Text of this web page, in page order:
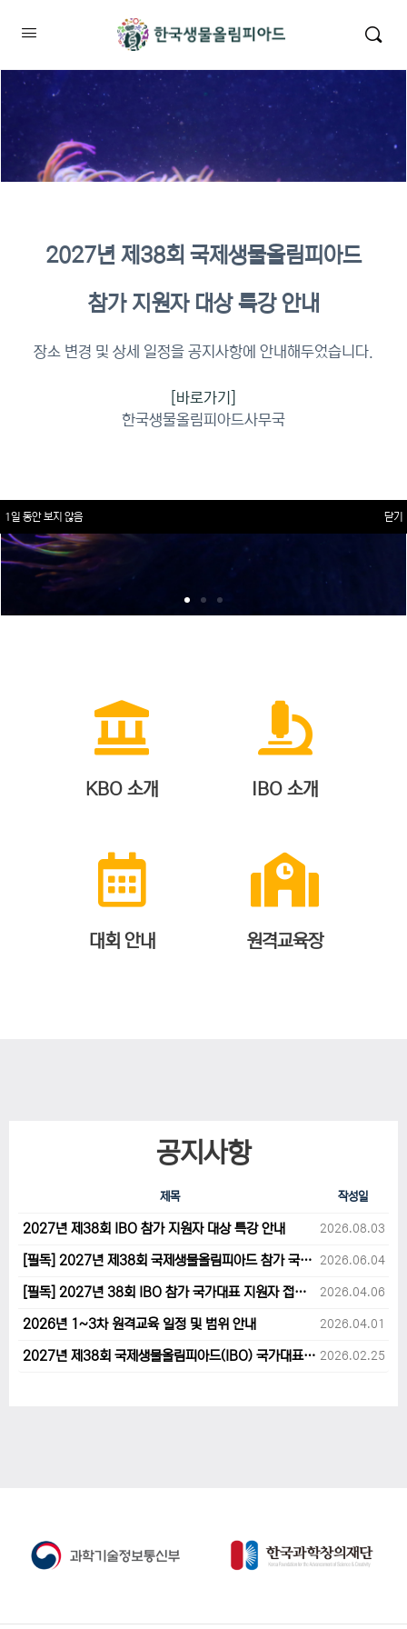
이수증명서 확인 바로가기
KBO 소개 IBO 소개
대회 안내 원격교육장
공지사항
제목 작성일
2027년 제38회 IBO 참가 지원자 대상 특강 안내 2026.08.03
[필독] 2027년 제38회 국제생물올림피아드 참가 국가대표 1차후보자 선발고사 범위 및 일정 안내 2026.06.04
[필독] 2027년 38회 IBO 참가 국가대표 지원자 접수 마감 및 원격교육 관련 공지사항 안내입니다. 2026.04.06
2026년 1~3차 원격교육 일정 및 범위 안내 2026.04.01
2027년 제38회 국제생물올림피아드(IBO) 국가대표 후보자 지원 안내 2026.02.25
2027년 제38회 국제생물올림피아드
참가 지원자 대상 특강 안내
장소 변경 및 상세 일정을 공지사항에 안내해두었습니다.
[바로가기]
한국생물올림피아드사무국
1일 동안 보지 않음 닫기